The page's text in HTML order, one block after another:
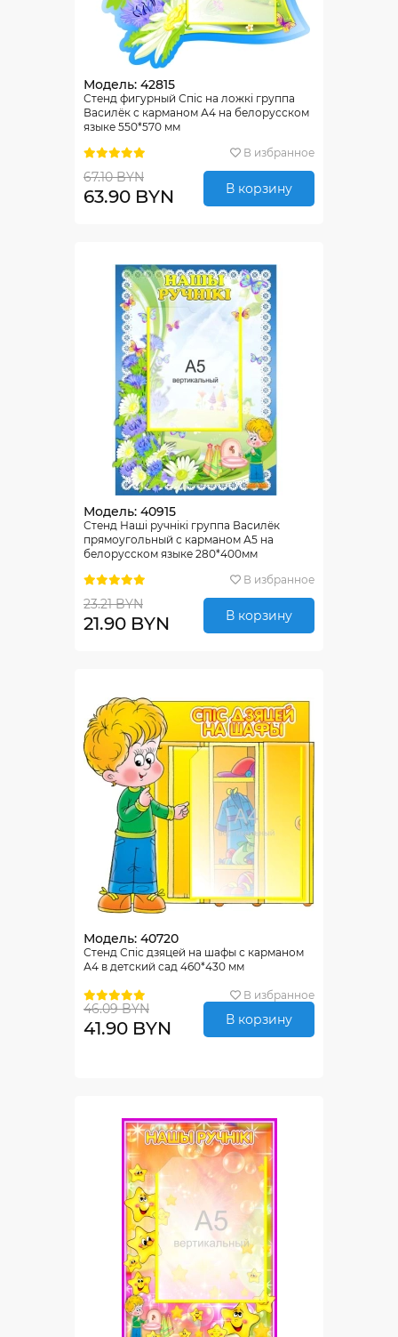
Модель: 42815
Стенд фигурный Спiс на ложкi группа
Василёк с карманом А4 на белорусском
языке 550*570 мм
В избранное
67.10 BYN
63.90 BYN В корзину
Модель: 40915
Стенд Нашi ручнiкi группа Василёк
прямоугольный с карманом А5 на
белорусском языке 280*400мм
В избранное
23.21 BYN
21.90 BYN В корзину
Модель: 40720
Стенд Спiс дзяцей на шафы с карманом
А4 в детский сад 460*430 мм
В избранное
46.09 BYN
41.90 BYN В корзину